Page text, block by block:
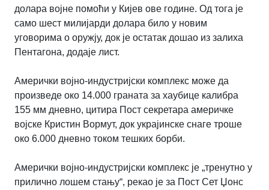
долара војне помоћи у Кијев ове године. Од тога је
само шест милијарди долара било у новим
уговорима о оружју, док је остатак дошао из залиха
Пентагона, додаје лист.
Амерички војно-индустријски комплекс може да
произведе око 14.000 граната за хаубице калибра
155 мм дневно, цитира Пост секретара америчке
војске Кристин Вормут, док украјинске снаге троше
око 6.000 дневно током тешких борби.
Амерички војно-индустријски комплекс је „тренутно у
прилично лошем стању“, рекао је за Пост Сет Џонс